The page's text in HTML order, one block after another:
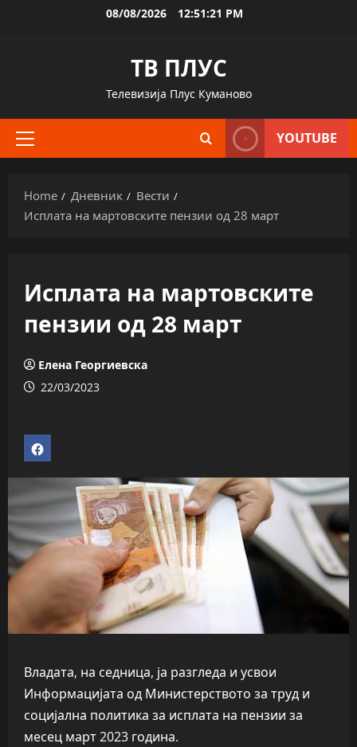
08/08/2026 12:51:22 PM
ТВ ПЛУС
Телевизија Плус Куманово
Primary
YOUTUBE
Home Дневник
Вести
Исплата на мартовските пензии од 28 март
Исплата на мартовските
пензии од 28 март
Елена Георгиевска
22/03/2023
Владата, на седница, ја разгледа и усвои
Информацијата од Министерството за труд и
социјална политика за исплата на пензии за
месец март 2023 година.